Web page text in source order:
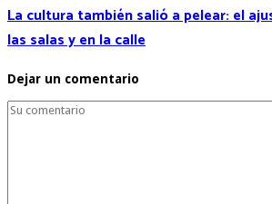
La cultura también salió a pelear: el
las salas y en la calle
Dejar un comentario